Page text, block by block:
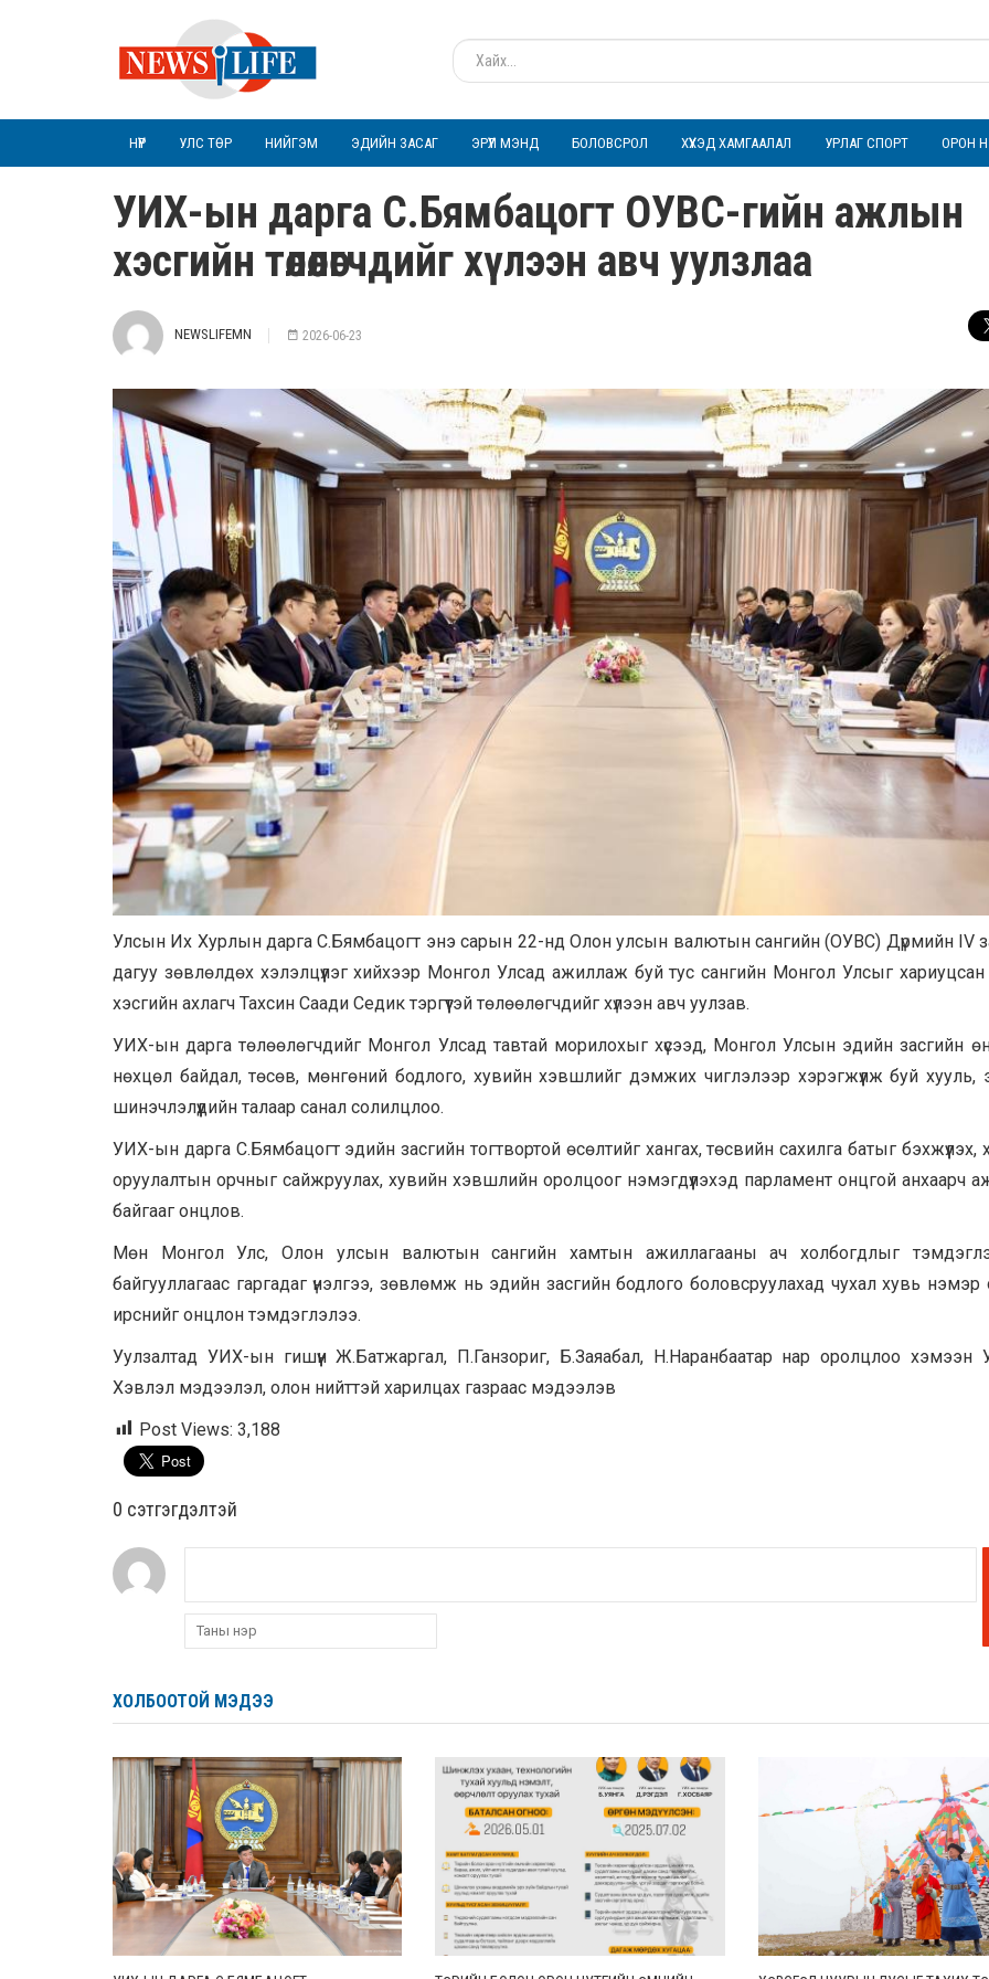
НҮҮР УЛС ТӨР НИЙГЭМ ЭДИЙН ЗАСАГ ЭРҮҮЛ МЭНД БОЛОВСРОЛ ХҮҮХЭД ХАМГААЛАЛ УРЛАГ СПОРТ ОРОН
УИХ-ын дарга С.Бямбацогт ОУВС-гийн ажлын
хэсгийн төлөөлөгчдийг хүлээн авч уулзлаа
NEWSLIFEMN 2026-06-23
Улсын Их Хурлын дарга С.Бямбацогт энэ сарын 22-нд Олон улсын валютын сангийн (ОУВС) Дүрмийн IV
дагуу зөвлөлдөх хэлэлцүүлэг хийхээр Монгол Улсад ажиллаж буй тус сангийн Монгол Улсыг
хэсгийн ахлагч Тахсин Саади Седик тэргүүтэй төлөөлөгчдийг хүлээн авч уулзав.
УИХ-ын дарга төлөөлөгчдийг Монгол Улсад тавтай морилохыг хүсээд, Монгол Улсын эдийн засгийн
нөхцөл байдал, төсөв, мөнгөний бодлого, хувийн хэвшлийг дэмжих чиглэлээр хэрэгжүүлж буй хууль,
шинэчлэлүүдийн талаар санал солилцлоо.
УИХ-ын дарга С.Бямбацогт эдийн засгийн тогтвортой өсөлтийг хангах, төсвийн сахилга батыг бэхжүүлэх,
оруулалтын орчныг сайжруулах, хувийн хэвшлийн оролцоог нэмэгдүүлэхэд парламент онцгой анхаарч
байгааг онцлов.
Мөн Монгол Улс, Олон улсын валютын сангийн хамтын ажиллагааны ач холбогдлыг
байгууллагаас гаргадаг үнэлгээ, зөвлөмж нь эдийн засгийн бодлого боловсруулахад чухал хувь
ирснийг онцлон тэмдэглэлээ.
Уулзалтад УИХ-ын гишүүн Ж.Батжаргал, П.Ганзориг, Б.Заяабал, Н.Наранбаатар нар оролцлоо
Хэвлэл мэдээлэл, олон нийттэй харилцах газраас мэдээлэв
Post Views: 3,188
0 cэтгэгдэлтэй
ХОЛБООТОЙ МЭДЭЭ